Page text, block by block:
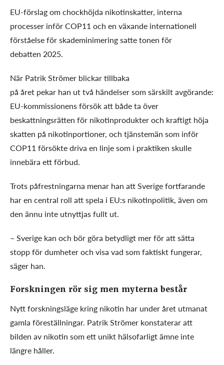
EU-förslag om chockhöjda nikotinskatter, interna
processer inför COP11 och en växande internationell
förståelse för skademinimering satte tonen för
debatten 2025.
När Patrik Strömer blickar tillbaka
på året pekar han ut två händelser som särskilt avgörande:
EU-kommissionens försök att både ta över
beskattningsrätten för nikotinprodukter och kraftigt höja
skatten på nikotinportioner, och tjänstemän som inför
COP11 försökte driva en linje som i praktiken skulle
innebära ett förbud.
Trots påfrestningarna menar han att Sverige fortfarande
har en central roll att spela i EU:s nikotinpolitik, även om
den ännu inte utnyttjas fullt ut.
– Sverige kan och bör göra betydligt mer för att sätta
stopp för dumheter och visa vad som faktiskt fungerar,
säger han.
Forskningen rör sig men myterna består
Nytt forskningsläge kring nikotin har under året utmanat
gamla föreställningar. Patrik Strömer konstaterar att
bilden av nikotin som ett unikt hälsofarligt ämne inte
längre håller.